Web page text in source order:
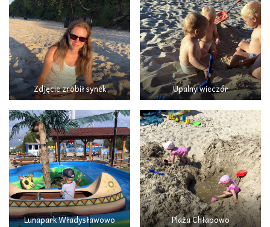
Zdjęcie zrobił synek Upalny wieczór
Lunapark Władysławowo Plaża Chłapowo